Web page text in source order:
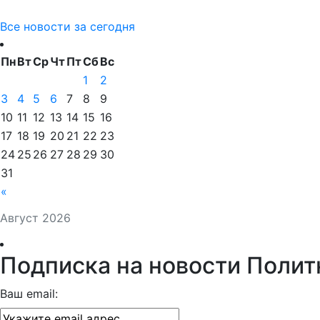
Все новости за сегодня
Август 2026
ПнВтСрЧтПтСбВс
«
1
2
3
4 5 6 7 8
9
10 11 12 13 14 15 16
17 18 19 20 21 22 23
24 25 26 27 28 29 30
31
Подписка на новости
Ваш email: